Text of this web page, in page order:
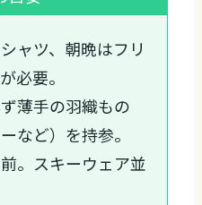
ャツ、朝晩はフリ
必要。
薄手の羽織もの
など）を持参。
。スキーウェア並